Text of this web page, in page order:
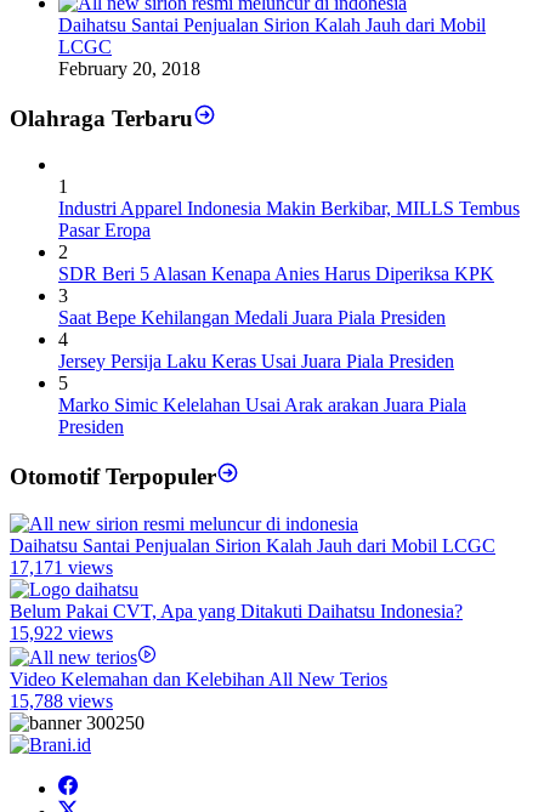
Daihatsu Santai Penjualan Sirion Kalah Jauh dari Mobil
LCGC
February 20, 2018
Olahraga Terbaru
1
Industri Apparel Indonesia Makin Berkibar, MILLS Tembus
Pasar Eropa
2
SDR Beri 5 Alasan Kenapa Anies Harus Diperiksa KPK
3
Saat Bepe Kehilangan Medali Juara Piala Presiden
4
Jersey Persija Laku Keras Usai Juara Piala Presiden
5
Marko Simic Kelelahan Usai Arak arakan Juara Piala
Presiden
Otomotif Terpopuler
Daihatsu Santai Penjualan Sirion Kalah Jauh dari Mobil LCGC
17,171 views
Belum Pakai CVT, Apa yang Ditakuti Daihatsu Indonesia?
15,922 views
Video Kelemahan dan Kelebihan All New Terios
15,788 views